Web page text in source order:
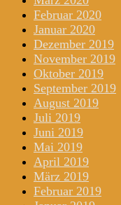
Februar 2020
Januar 2020
Dezember 2019
November 2019
Oktober 2019
September 2019
August 2019
Juli 2019
Juni 2019
Mai 2019
April 2019
März 2019
Februar 2019